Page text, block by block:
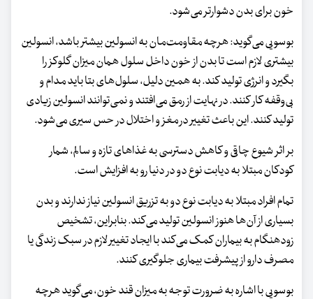
خون برای بدن دشوارتر می‌شود.
بوسویی می‌گوید: هرچه مقاومت‌مان به انسولین بیشتر باشد، انسولین
بیشتری لازم است تا بدن از خون داخل سلول همان میزان گلوکز را
بگیرد و انرژی تولید کند. به همین دلیل، سلول‌های بتا باید مدام و
بی‌وقفه کار کنند. در نهایت از رمق می‌افتند و نمی‌توانند انسولین زیادی
تولید کنند. این باعث تغییر در مغز و اختلال در حس سیری می‌شود.
بر اثر شیوع چاقی و کاهش دسترسی به غذاهای تازه و سالم، شمار
کودکان مبتلا به دیابت نوع دو در دنیا رو به افزایش است.
تمام افراد مبتلا به دیابت نوع دو به تزریق انسولین نیاز ندارند و بدن
بسیاری از آن‌ها هنوز انسولین تولید می‌کند. بنابراین، تشخیص
زودهنگام به بیماران کمک می‌کند با ایجاد تغییر لازم در سبک زندگی‌ یا
مصرف دارو از پیشرفت بیماری جلوگیری کنند.
بوسویی با اشاره به ضرورت توجه به میزان قند خون، می‌گوید هرچه